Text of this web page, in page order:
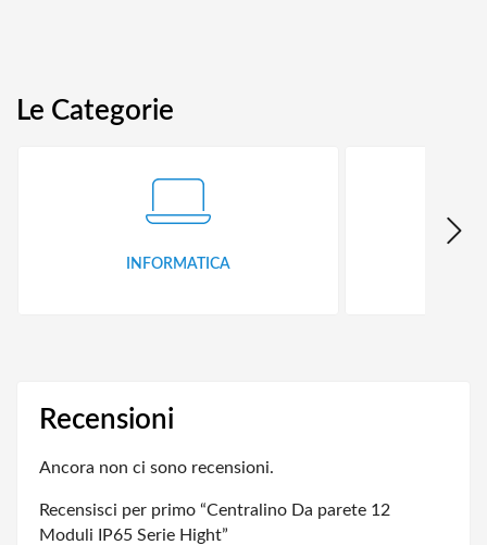
Le Categorie
INFORMATICA
Recensioni
Ancora non ci sono recensioni.
Recensisci per primo “Centralino Da parete 12
Moduli IP65 Serie Hight”